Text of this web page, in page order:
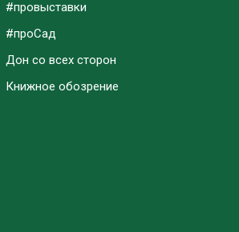
#провыставки
#проСад
Дон со всех сторон
Книжное обозрение